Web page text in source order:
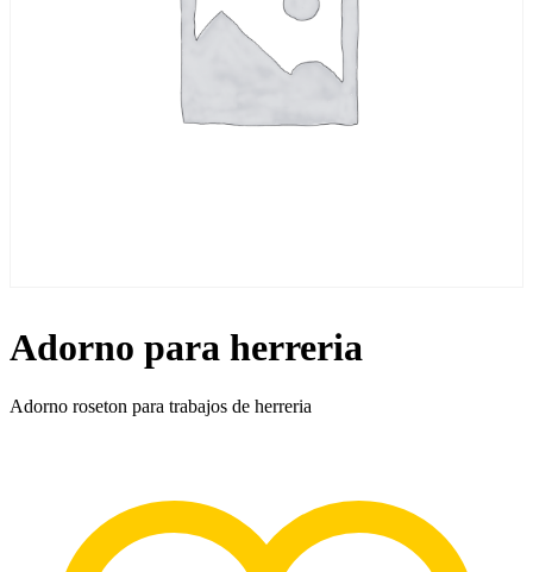
Adorno para herreria
Adorno roseton para trabajos de herreria